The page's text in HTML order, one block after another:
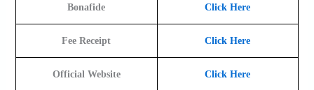
Bonafide Click Here
Fee Receipt Click Here
Official Website Click Here